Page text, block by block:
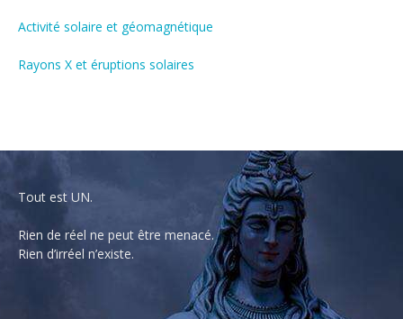
Activité solaire et géomagnétique
Rayons X et éruptions solaires
Tout est UN.
Rien de réel ne peut être menacé.
Rien d’irréel n’existe.